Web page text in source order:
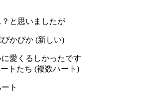
と思いましたが
愛くるしかったです